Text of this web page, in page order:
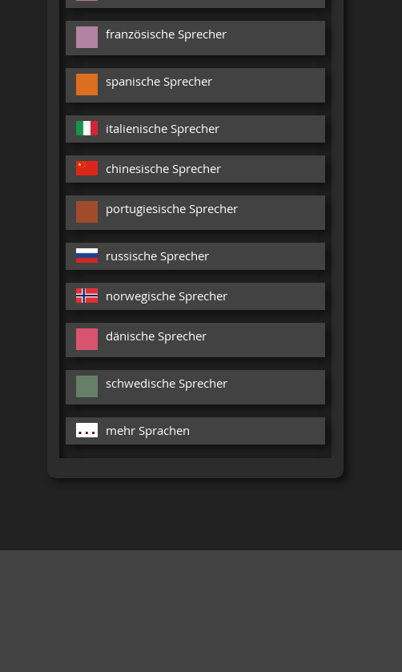
französische Sprecher
spanische Sprecher
italienische Sprecher
chinesische Sprecher
portugiesische Sprecher
russische Sprecher
norwegische Sprecher
dänische Sprecher
schwedische Sprecher
mehr Sprachen